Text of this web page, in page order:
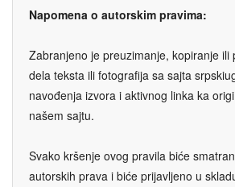
Napomena o autorskim pravima:
Zabranjeno je preuzimanje, kopiranje ili
dela teksta ili fotografija sa sajta
navođenja izvora i aktivnog linka ka
našem sajtu.
Svako kršenje ovog pravila biće
autorskih prava i biće prijavljeno u